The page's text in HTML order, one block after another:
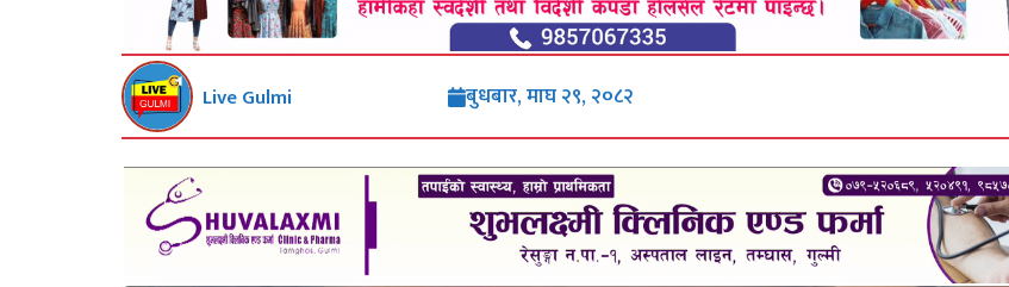
Live Gulmi बुधबार, माघ २९, २०८२